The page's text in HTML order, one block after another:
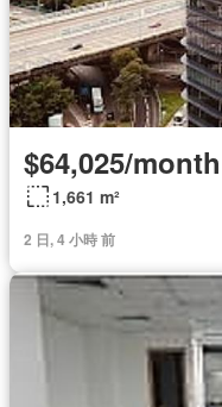
$64,025/month
1,661 m²
2 日, 4 小時 前